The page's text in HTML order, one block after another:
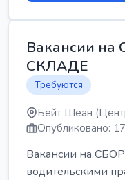
Вакансии
СКЛАДЕ
Требуются
Бейт Шеан
Опубликовано:
Вакансии на
водительскими